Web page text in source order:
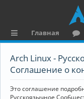
ы
к
Главная
ру
Arch Linux -
Соглашение о
Это соглашение
Русскоязычное